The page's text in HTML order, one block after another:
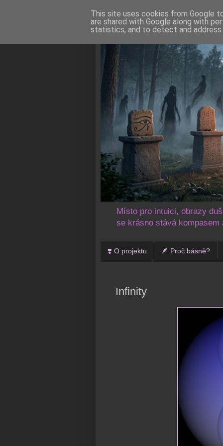
Místo pro intuici, obrazy
se krásno stává
❣️ O projektu 🪶 Proč básně?
Infinity
This site uses cookies from Google
are shared with Google along with
statistics, and to detect and address